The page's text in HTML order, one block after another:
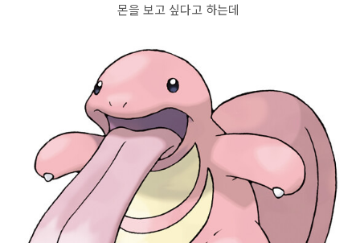
몬을 보고 싶다고 하는데